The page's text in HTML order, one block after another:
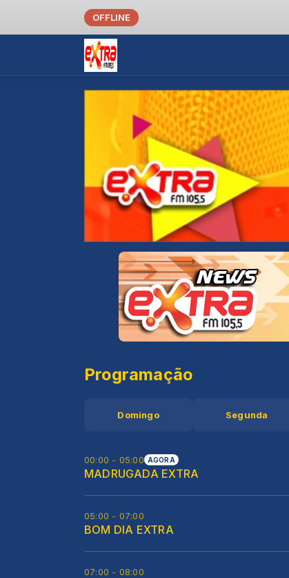
OFFLINE
Programação
Domingo Segunda
00:00 - 05:00 AGORA
MADRUGADA EXTRA
05:00 - 07:00
BOM DIA EXTRA
07:00 - 08:00